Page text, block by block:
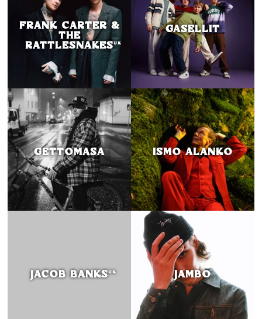
FRANK CARTER &
THE
RATTLESNAKESUK
GASELLIT
GETTOMASA ISMO ALANKO
JACOB BANKSUK JAMBO